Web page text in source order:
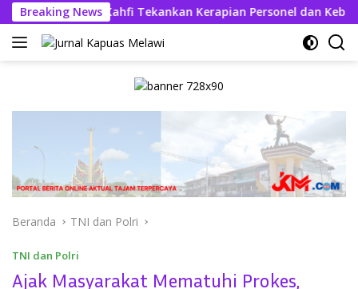
Langsung
ke
konten
Breaking News
Askhabul Kahfi Tekankan Kerapian Personel dan Kebersihan
Beranda TNI dan Polri
TNI dan Polri
Ajak Masyarakat Mematuhi Prokes,